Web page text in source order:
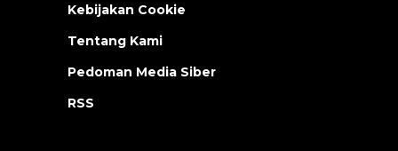
Kebijakan Cookie
Tentang Kami
Pedoman Media Siber
RSS